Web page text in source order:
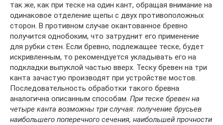
так же, как при теске на один кант, обращая внимание на
одинаковое отделение щепы с двух противоположных
сторон. В противном случае окантованное бревно
получится однобоким, что затруднит его применение
для рубки стен. Если бревно, подлежащее теске, будет
искривленным, то рекомендуется укладывать его на
подкладки выпуклой частью вверх. Теску бревен на три
канта зачастую производят при устройстве мостов.
Последовательность обработки такого бревна
аналогична описанным способам. При теске бревен на
четыре канта возможны три случая: получение брусьев
наибольшего поперечного сечения, наибольшей прочности